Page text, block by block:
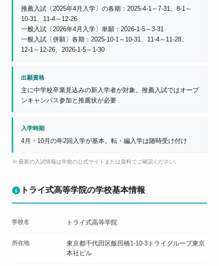
推薦入試〔2025年4月入学〕の各期：2025‑4‑1～7‑31、8‑1～
10‑31、11‑4～12‑26
一般入試〔2026年4月入学〕単願：2026‑1‑5～3‑31
一般入試〔併願〕各期：2025‑10‑1～10‑31、11‑4～11‑28、
12‑1～12‑26、2026‑1‑5～1‑30
出願資格
主に中学校卒業見込みの新入学者が対象。推薦入試ではオープ
ンキャンパス参加と推薦状が必要
入学時期
4月・10月の年2回入学が基本。転・編入学は随時受け付け
※ 最新の入試情報は学校の公式サイトまたは資料でご確認ください。
トライ式高等学院の学校基本情報
学校名 トライ式高等学院
所在地
東京都千代田区飯田橋1-10-3トライグループ東京
本社ビル